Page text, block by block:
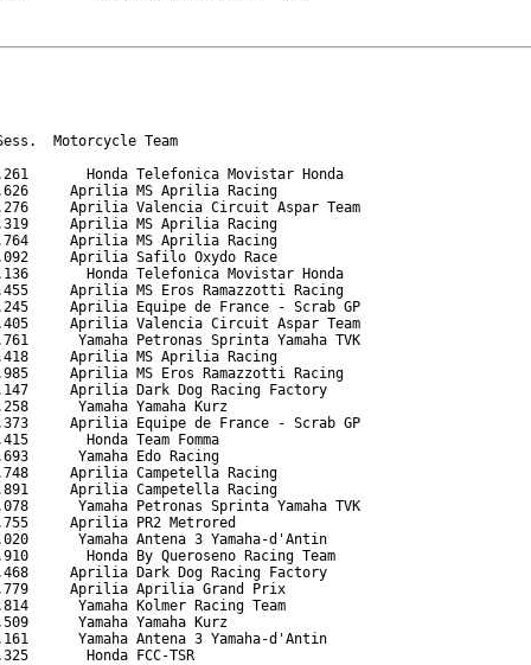
Motorcycle Team
Honda Telefonica Movistar Honda
Aprilia MS Aprilia Racing
Aprilia Valencia Circuit Aspar Team
Aprilia MS Aprilia Racing
Aprilia MS Aprilia Racing
Aprilia Safilo Oxydo Race
Honda Telefonica Movistar Honda
Aprilia MS Eros Ramazzotti Racing
Aprilia Equipe de France - Scrab GP
Aprilia Valencia Circuit Aspar Team
Yamaha Petronas Sprinta Yamaha TVK
Aprilia MS Aprilia Racing
Aprilia MS Eros Ramazzotti Racing
Aprilia Dark Dog Racing Factory
Yamaha Yamaha Kurz
Aprilia Equipe de France - Scrab GP
Honda Team Fomma
Yamaha Edo Racing
Aprilia Campetella Racing
Aprilia Campetella Racing
Yamaha Petronas Sprinta Yamaha TVK
Aprilia PR2 Metrored
Yamaha Antena 3 Yamaha-d'Antin
Honda By Queroseno Racing Team
Aprilia Dark Dog Racing Factory
Aprilia Aprilia Grand Prix
Yamaha Kolmer Racing Team
Yamaha Yamaha Kurz
Yamaha Antena 3 Yamaha-d'Antin
Honda FCC-TSR